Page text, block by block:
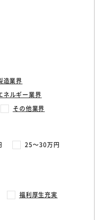
造業界
ネルギー業界
その他業界
25〜30万円
福利厚生充実